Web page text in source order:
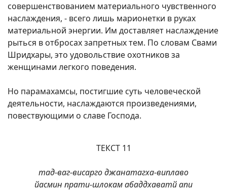
совершенствованием материального чувственного
наслаждения, - всего лишь марионетки в руках
материальной энергии. Им доставляет наслаждение
рыться в отбросах запретных тем. По словам Свами
Шридхары, это удовольствие охотников за
женщинами легкого поведения.
Но парамахамсы, постигшие суть человеческой
деятельности, наслаждаются произведениями,
повествующими о славе Господа.
ТЕКСТ 11
тад-ваг-висарго джанатагха-виплаво
йасмин прати-шлокам абаддхаватй апи